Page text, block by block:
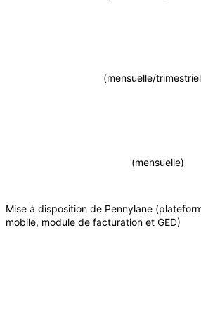
(mensuelle/
(mensuelle)
Mise à disposition de Pennylane
mobile, module de facturation et GED)